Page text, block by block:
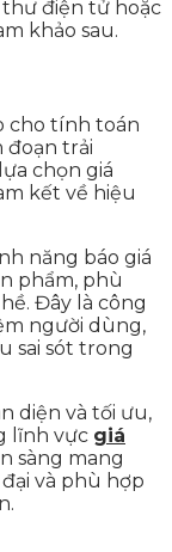
thư điện tử hoặc
khảo sau.
cho tính toán
đoạn trải
chọn giá
kết về hiệu
năng báo giá
phẩm, phù
Đây là công
người dùng,
sai sót trong
diện và tối ưu,
lĩnh vực giá
sàng mang
và phù hợp